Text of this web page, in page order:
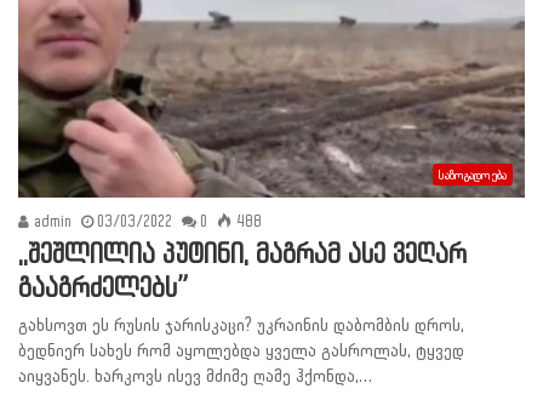
საზოგადოება
admin 03/03/2022 0 488
,,შეშლილია პუტინი, მაგრამ ასე ვეღარ
გააგრძელებს”
გახსოვთ ეს რუსის ჯარისკაცი? უკრაინის დაბომბის დროს,
ბედნიერ სახეს რომ აყოლებდა ყველა გასროლას, ტყვედ
აიყვანეს. ხარკოვს ისევ მძიმე ღამე ჰქონდა,…